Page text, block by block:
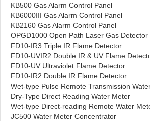
KB500 Gas Alarm Control Panel
KB6000III Gas Alarm Control Panel
KB2160 Gas Alarm Control Panel
OPGD1000 Open Path Laser Gas Detector
FD10-IR3 Triple IR Flame Detector
FD10-UVIR2 Double IR & UV Flame
FD10-UV Ultraviolet Flame Detector
FD10-IR2 Double IR Flame Detector
Wet-type Pulse Remote Transmission
Dry-Type Direct Reading Water Meter
Wet-type Direct-reading Remote Water
JC500 Water Meter Concentrator